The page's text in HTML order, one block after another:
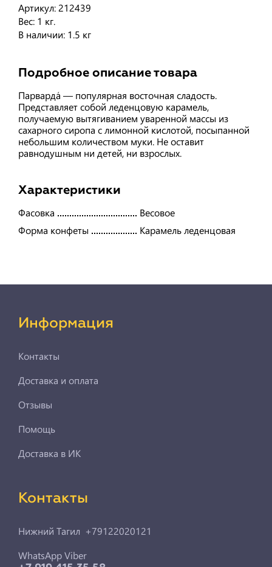
Артикул: 212439
Вес: 1 кг.
В наличии: 1.5 кг
Подробное описание товара
Парварда́ — популярная восточная сладость.
Представляет собой леденцовую карамель,
получаемую вытягиванием уваренной массы из
сахарного сиропа с лимонной кислотой, посыпанной
небольшим количеством муки. Не оставит
равнодушным ни детей, ни взрослых.
Характеристики
Фасовка
Весовое
Форма конфеты
Карамель леденцовая
Информация
Контакты
Доставка и оплата
Отзывы
Помощь
Доставка в ИК
Контакты
Нижний Тагил +79122020121
WhatsApp Viber